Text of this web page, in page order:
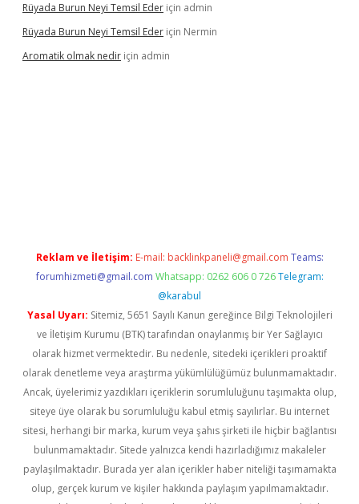
Rüyada Burun Neyi Temsil Eder için admin
Rüyada Burun Neyi Temsil Eder için Nermin
Aromatik olmak nedir için admin
Reklam ve İletişim: E-mail: backlinkpaneli@gmail.com Teams:
forumhizmeti@gmail.com Whatsapp: 0262 606 0 726 Telegram:
@karabul
Yasal Uyarı: Sitemiz, 5651 Sayılı Kanun gereğince Bilgi Teknolojileri
ve İletişim Kurumu (BTK) tarafından onaylanmış bir Yer Sağlayıcı
olarak hizmet vermektedir. Bu nedenle, sitedeki içerikleri proaktif
olarak denetleme veya araştırma yükümlülüğümüz bulunmamaktadır.
Ancak, üyelerimiz yazdıkları içeriklerin sorumluluğunu taşımakta olup,
siteye üye olarak bu sorumluluğu kabul etmiş sayılırlar. Bu internet
sitesi, herhangi bir marka, kurum veya şahıs şirketi ile hiçbir bağlantısı
bulunmamaktadır. Sitede yalnızca kendi hazırladığımız makaleler
paylaşılmaktadır. Burada yer alan içerikler haber niteliği taşımamakta
olup, gerçek kurum ve kişiler hakkında paylaşım yapılmamaktadır.